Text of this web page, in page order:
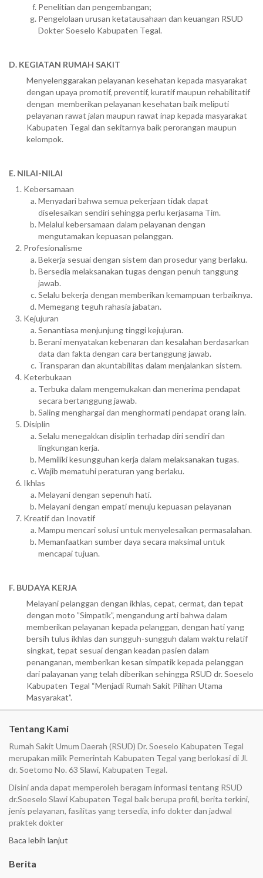
Penelitian dan pengembangan;
Pengelolaan urusan ketatausahaan dan keuangan RSUD
Dokter Soeselo Kabupaten Tegal.
D. KEGIATAN RUMAH SAKIT
Menyelenggarakan pelayanan kesehatan kepada masyarakat
dengan upaya promotif, preventif, kuratif maupun rehabilitatif
dengan memberikan pelayanan kesehatan baik meliputi
pelayanan rawat jalan maupun rawat inap kepada masyarakat
Kabupaten Tegal dan sekitarnya baik perorangan maupun
kelompok.
E. NILAI-NILAI
Kebersamaan
Menyadari bahwa semua pekerjaan tidak dapat
diselesaikan sendiri sehingga perlu kerjasama Tim.
Melalui kebersamaan dalam pelayanan dengan
mengutamakan kepuasan pelanggan.
Profesionalisme
Bekerja sesuai dengan sistem dan prosedur yang berlaku.
Bersedia melaksanakan tugas dengan penuh tanggung
jawab.
Selalu bekerja dengan memberikan kemampuan terbaiknya.
Memegang teguh rahasia jabatan.
Kejujuran
Senantiasa menjunjung tinggi kejujuran.
Berani menyatakan kebenaran dan kesalahan berdasarkan
data dan fakta dengan cara bertanggung jawab.
Transparan dan akuntabilitas dalam menjalankan sistem.
Keterbukaan
Terbuka dalam mengemukakan dan menerima pendapat
secara bertanggung jawab.
Saling menghargai dan menghormati pendapat orang lain.
Disiplin
Selalu menegakkan disiplin terhadap diri sendiri dan
lingkungan kerja.
Memiliki kesungguhan kerja dalam melaksanakan tugas.
Wajib mematuhi peraturan yang berlaku.
Ikhlas
Melayani dengan sepenuh hati.
Melayani dengan empati menuju kepuasan pelayanan
Kreatif dan Inovatif
Mampu mencari solusi untuk menyelesaikan permasalahan.
Memanfaatkan sumber daya secara maksimal untuk
mencapai tujuan.
F. BUDAYA KERJA
Melayani pelanggan dengan ikhlas, cepat, cermat, dan tepat
dengan moto ”Simpatik”, mengandung arti bahwa dalam
memberikan pelayanan kepada pelanggan, dengan hati yang
bersih tulus ikhlas dan sungguh-sungguh dalam waktu relatif
singkat, tepat sesuai dengan keadan pasien dalam
penanganan, memberikan kesan simpatik kepada pelanggan
dari palayanan yang telah diberikan sehingga RSUD dr. Soeselo
Kabupaten Tegal “Menjadi Rumah Sakit Pilihan Utama
Masyarakat”.
Tentang Kami
Rumah Sakit Umum Daerah (RSUD) Dr. Soeselo Kabupaten Tegal
merupakan milik Pemerintah Kabupaten Tegal yang berlokasi di Jl.
dr. Soetomo No. 63 Slawi, Kabupaten Tegal.
Disini anda dapat memperoleh beragam informasi tentang RSUD
dr.Soeselo Slawi Kabupaten Tegal baik berupa profil, berita terkini,
jenis pelayanan, fasilitas yang tersedia, info dokter dan jadwal
praktek dokter
Baca lebih lanjut
Berita